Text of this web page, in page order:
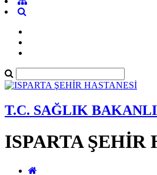
T.C. SAĞLIK
ISPARTA ŞEHİR